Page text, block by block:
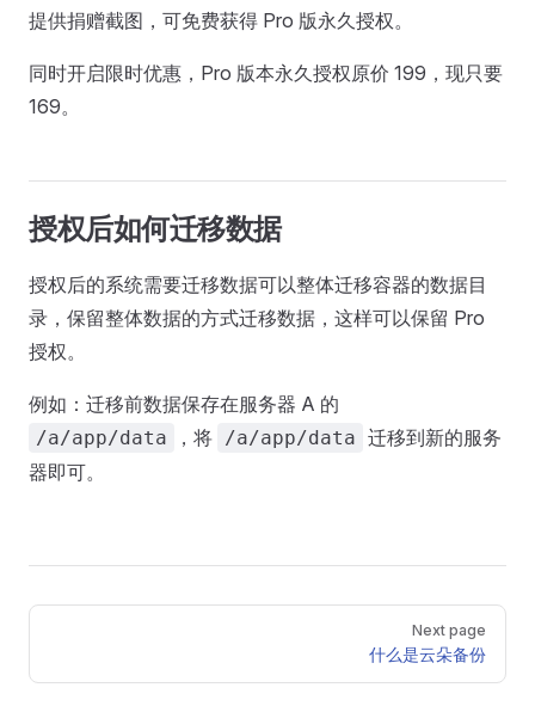
提供捐赠截图，可免费获得 Pro 版永久授权。
同时开启限时优惠，Pro 版本永久授权原价 199，现只要
169。
授权后如何迁移数据
授权后的系统需要迁移数据可以整体迁移容器的数据目
录，保留整体数据的方式迁移数据，这样可以保留 Pro
授权。
例如：迁移前数据保存在服务器 A 的
/a/app/data ，将 /a/app/data 迁移到新的服务
器即可。
Pager
Next page
什么是云朵备份